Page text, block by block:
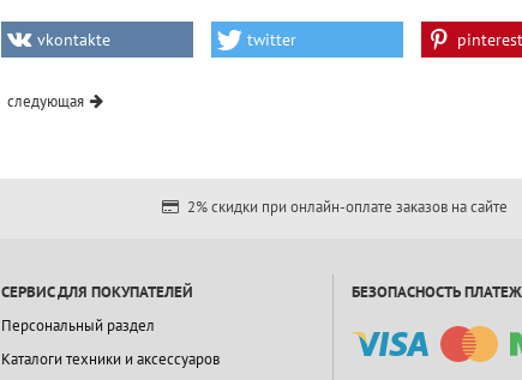
vkontakte twitter pinterest
следующая
2% скидки при онлайн-оплате заказов на сайте
СЕРВИС ДЛЯ ПОКУПАТЕЛЕЙ
Персональный раздел
Каталоги техники и аксессуаров
БЕЗОПАСНОСТЬ